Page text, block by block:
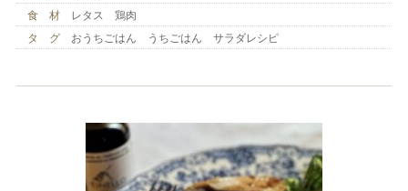
食 材
レタス 鶏肉
タ グ
おうちごはん うちごはん サラダレシピ